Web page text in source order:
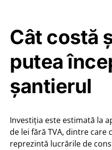
Cât costă
putea
șantierul
Investiția este estimată la
de lei fără TVA, dintre care
reprezintă lucrările de